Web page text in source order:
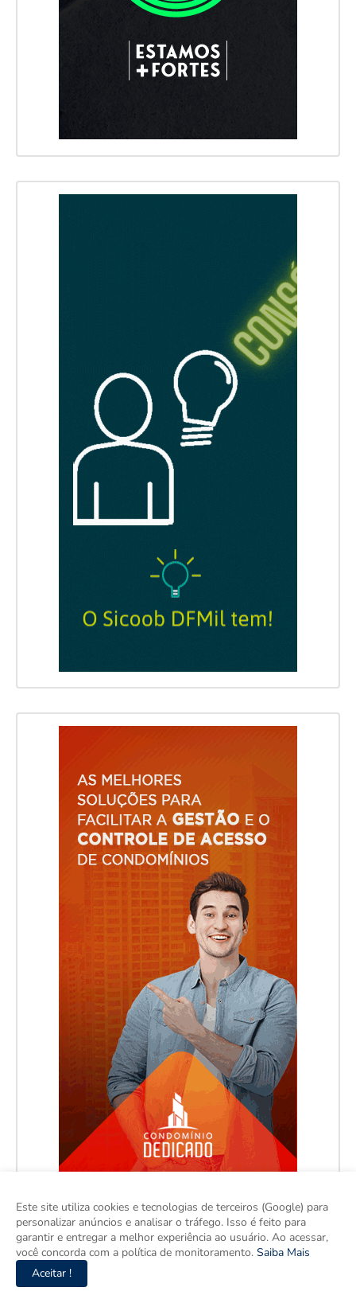
Este site utiliza cookies e tecnologias de terceiros (Google) para
personalizar anúncios e analisar o tráfego. Isso é feito para
garantir e entregar a melhor experiência ao usuário. Ao acessar,
você concorda com a política de monitoramento. Saiba Mais
Aceitar !